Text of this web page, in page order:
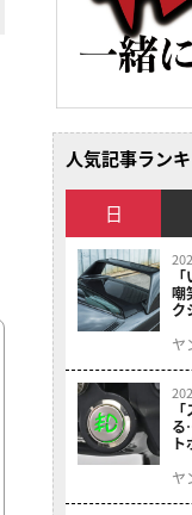
人気記事ラン
日
嘲
ク
ヤ
る
ニ
ヤ